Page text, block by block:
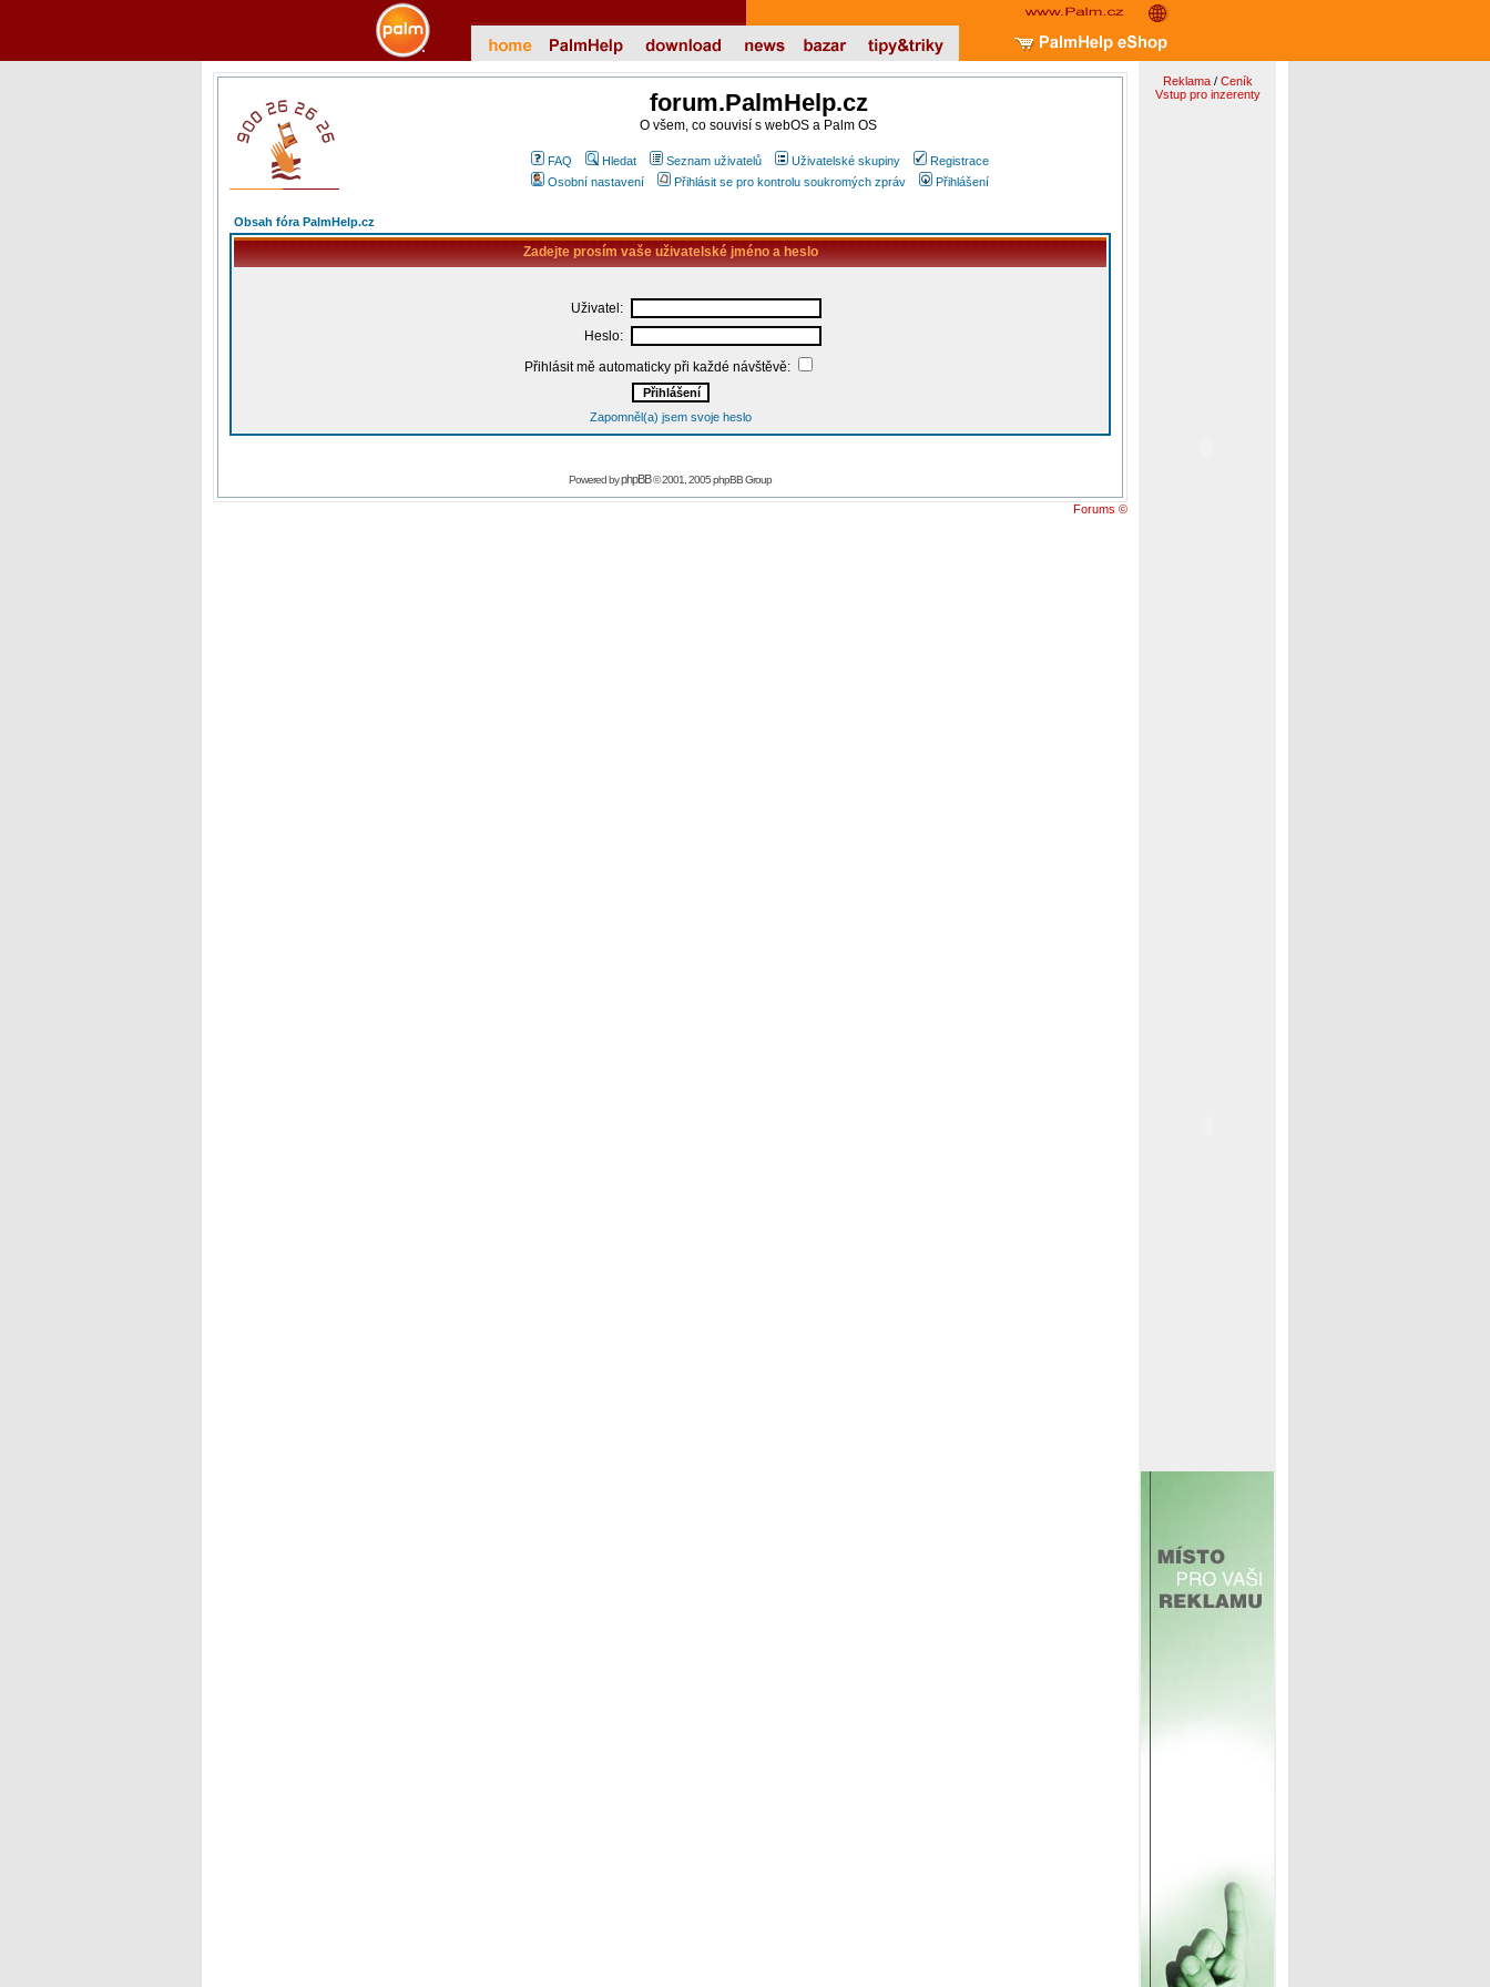
forum.PalmHelp.cz
O všem, co souvisí s webOS a Palm OS
FAQ Hledat Seznam uživatelů Uživatelské skupiny
Registrace
Osobní nastavení
Přihlásit se pro kontrolu soukromých zpráv Přihlášení
Obsah fóra PalmHelp.cz
Zadejte prosím vaše uživatelské jméno a heslo
Uživatel:
Heslo:
Přihlásit mě automaticky při každé návštěvě:
Zapomněl(a) jsem svoje heslo
Powered byphpBB© 2001, 2005 phpBB Group
Forums ©
Reklama/ Ceník
Vstup pro inzerenty